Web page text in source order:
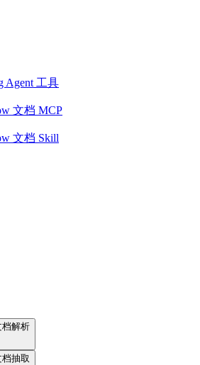
Agent 工具
文档 MCP
文档 Skill
档解析
抽取